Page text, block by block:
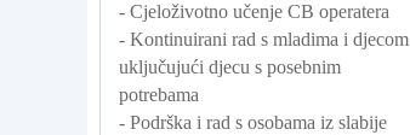
- Cjeloživotno učenje CB operatera
- Kontinuirani rad s mladima i djecom
uključujući djecu s posebnim
potrebama
- Podrška i rad s osobama iz slabije